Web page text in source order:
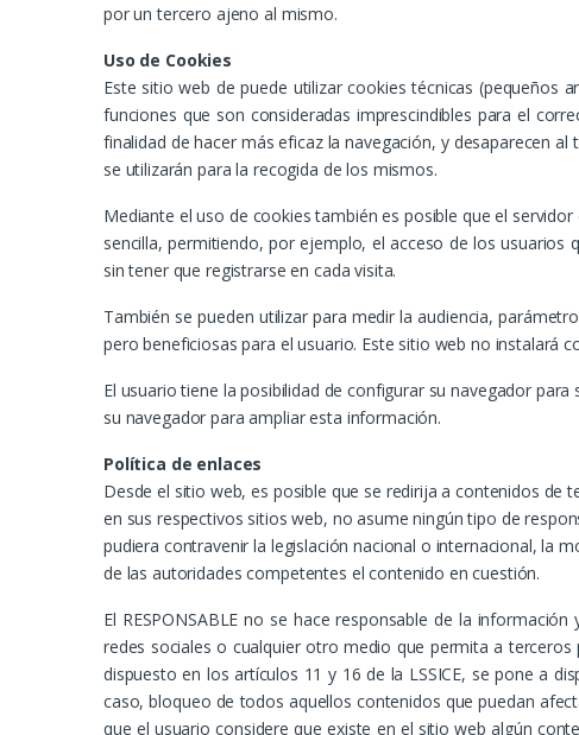
por un tercero ajeno al mismo.
Uso de Cookies
Este sitio web de puede utilizar cookies técnicas (pequeños
funciones que son consideradas imprescindibles para el
finalidad de hacer más eficaz la navegación, y desaparecen
se utilizarán para la recogida de los mismos.
Mediante el uso de cookies también es posible que el
sencilla, permitiendo, por ejemplo, el acceso de los
sin tener que registrarse en cada visita.
También se pueden utilizar para medir la audiencia,
pero beneficiosas para el usuario. Este sitio web no instalará
El usuario tiene la posibilidad de configurar su navegador
su navegador para ampliar esta información.
Política de enlaces
Desde el sitio web, es posible que se redirija a contenidos de
en sus respectivos sitios web, no asume ningún tipo de
pudiera contravenir la legislación nacional o internacional, la
de las autoridades competentes el contenido en cuestión.
El RESPONSABLE no se hace responsable de la
redes sociales o cualquier otro medio que permita a terceros
dispuesto en los artículos 11 y 16 de la LSSICE, se pone a
caso, bloqueo de todos aquellos contenidos que puedan
que el usuario considere que existe en el sitio web algún